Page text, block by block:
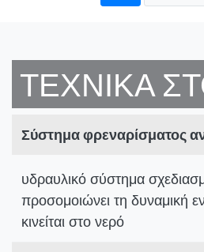
ΤΕΧΝΙΚΆ
Σύστημα φρεναρίσματος
υδραυλικό σύστημα
προσομοιώνει τη δυναμική
κινείται στο νερό